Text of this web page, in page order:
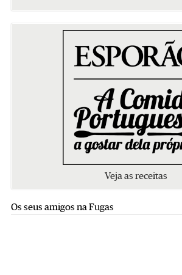
Veja as receitas
Os seus amigos na Fugas